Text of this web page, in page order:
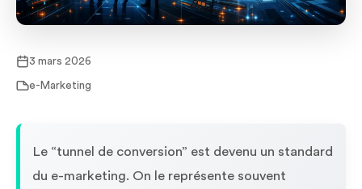
3 mars 2026
e-Marketing
Le “tunnel de conversion” est devenu un standard
du e-marketing. On le représente souvent